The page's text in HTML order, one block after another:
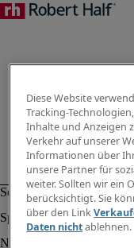
Diese Website
Tracking-
Inhalte und Anzeigen
Verkehr auf unserer
Informationen über
unsere Partner für
weiter. Sollten wir ein
berücksichtigt. Sie
über den Link
Daten nichtablehnen.